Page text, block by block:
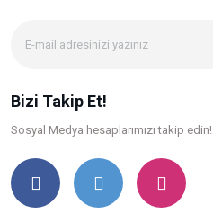
Bizi Takip Et!
Sosyal Medya hesaplarımızı takip edin!